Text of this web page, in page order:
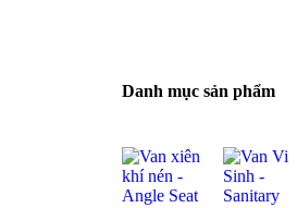
Danh mục sản phẩm​